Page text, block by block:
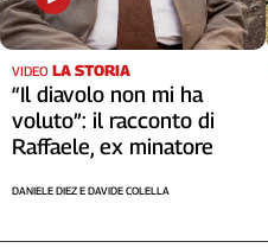
VIDEO LA STORIA
“Il diavolo non mi ha
voluto”: il racconto di
Raffaele, ex minatore
DANIELE DIEZ E DAVIDE COLELLA